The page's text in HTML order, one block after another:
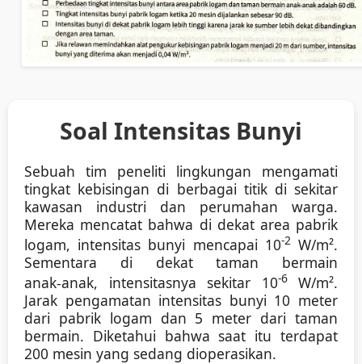
Soal Intensitas Bunyi
Sebuah tim peneliti lingkungan
mengamati
tingkat kebisingan di berbagai titik di sekitar
kawasan
industri dan perumahan
warga.
Mereka mencatat bahwa di dekat area pabrik
logam, intensitas bunyi mencapai 10-2 W/m².
Sementara
di dekat taman
bermain
anak-anak,
intensitasnya sekitar 10-6
W/m².
Jarak pengamatan intensitas bunyi 10 meter
dari pabrik logam dan 5 meter dari taman
bermain. Diketahui bahwa saat itu terdapat
200 mesin yang sedang dioperasikan.